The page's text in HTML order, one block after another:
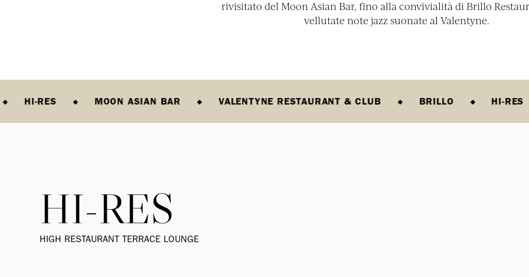
rivisitato del Moon Asian Bar, fino alla convivialità di Brillo
vellutate note jazz suonate al Valentyne.
HI-RES MOON ASIAN BAR VALENTYNE RESTAURANT & CLUB BRILLO HI-RES
HI-RES
HIGH RESTAURANT TERRACE LOUNGE